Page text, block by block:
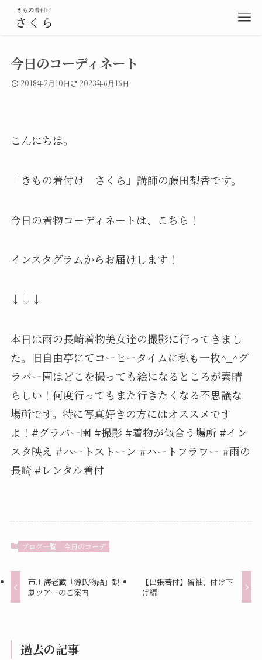
今日のコーディネート
2018年2月10日 2023年6月16日
こんにちは。
「きもの着付け さくら」講師の藤田梨香です。
今日の着物コーディネートは、こちら！
インスタグラムからお届けします！
↓↓↓
本日は雨の長崎️着物美女達の撮影に行ってきまし
た。旧自由亭にてコーヒータイムに私も一枚^_^グ
ラバー園はどこを撮っても絵になるところが素晴
らしい！何度行ってもまた行きたくなる不思議な
場所です。特に写真好きの方にはオススメです
よ！#グラバー園 #撮影 #着物が似合う場所 #イン
スタ映え #ハートストーン #ハートフラワー #雨の
長崎 #レンタル着付
ブログ一覧 今日のコーデ
市川海老蔵「源氏物語」観
劇ツアーのご案内
【出張着付】留袖、付け下
げ編
過去の記事